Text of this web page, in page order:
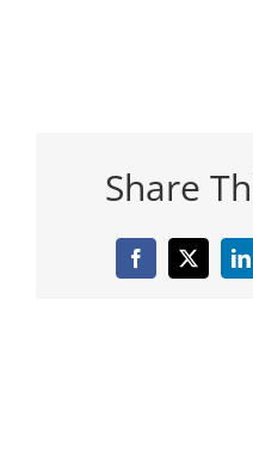
Share
FacebookTwitter